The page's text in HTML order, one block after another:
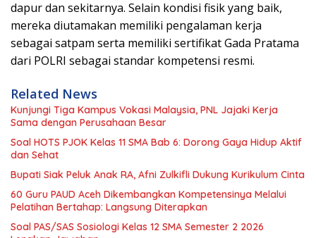
dapur dan sekitarnya. Selain kondisi fisik yang baik,
mereka diutamakan memiliki pengalaman kerja
sebagai satpam serta memiliki sertifikat Gada Pratama
dari POLRI sebagai standar kompetensi resmi.
Related News
Kunjungi Tiga Kampus Vokasi Malaysia, PNL Jajaki Kerja
Sama dengan Perusahaan Besar
Soal HOTS PJOK Kelas 11 SMA Bab 6: Dorong Gaya Hidup Aktif
dan Sehat
Bupati Siak Peluk Anak RA, Afni Zulkifli Dukung Kurikulum Cinta
60 Guru PAUD Aceh Dikembangkan Kompetensinya Melalui
Pelatihan Bertahap: Langsung Diterapkan
Soal PAS/SAS Sosiologi Kelas 12 SMA Semester 2 2026